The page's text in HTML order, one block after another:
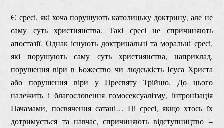
Є єресі, які хоча порушують католицьку доктрину, але не
саму суть християнства. Такі єресі не спричиняють
апостазії. Однак існують доктринальні та моральні єресі,
які порушують саму суть християнства, наприклад,
порушення віри в Божество чи людськість Ісуса Христа
або порушення віри у Пресвяту Трійцю. До цього
належить і благословення гомосексуалізму, інтронізація
Пачамами, посвячення сатані… Ці єресі, якщо хтось їх
дотримується та навчає, спричиняють відступництво –